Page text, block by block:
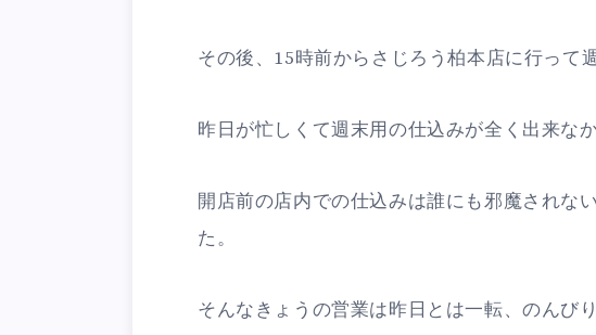
その後、15時前からさじろう柏本店に行って
昨日が忙しくて週末用の仕込みが全く出来な
開店前の店内での仕込みは誰にも邪魔されな
た。
そんなきょうの営業は昨日とは一転、のんびり